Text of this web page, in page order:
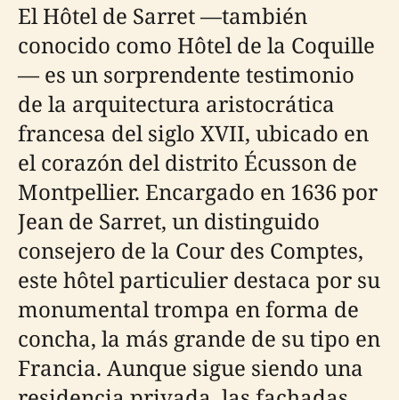
El Hôtel de Sarret —también
conocido como Hôtel de la Coquille
— es un sorprendente testimonio
de la arquitectura aristocrática
francesa del siglo XVII, ubicado en
el corazón del distrito Écusson de
Montpellier. Encargado en 1636 por
Jean de Sarret, un distinguido
consejero de la Cour des Comptes,
este hôtel particulier destaca por su
monumental trompa en forma de
concha, la más grande de su tipo en
Francia. Aunque sigue siendo una